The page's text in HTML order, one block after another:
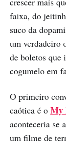
faixa, do
suco da
um verdadeiro
de boletos que
cogumelo em
O primeiro
caótica é o My
aconteceria se
um filme de